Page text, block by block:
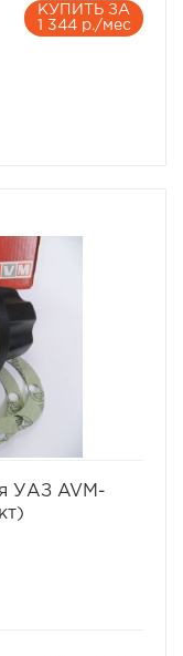
КУПИТЬ ЗА
1 344 р./мес
УАЗ AVM-